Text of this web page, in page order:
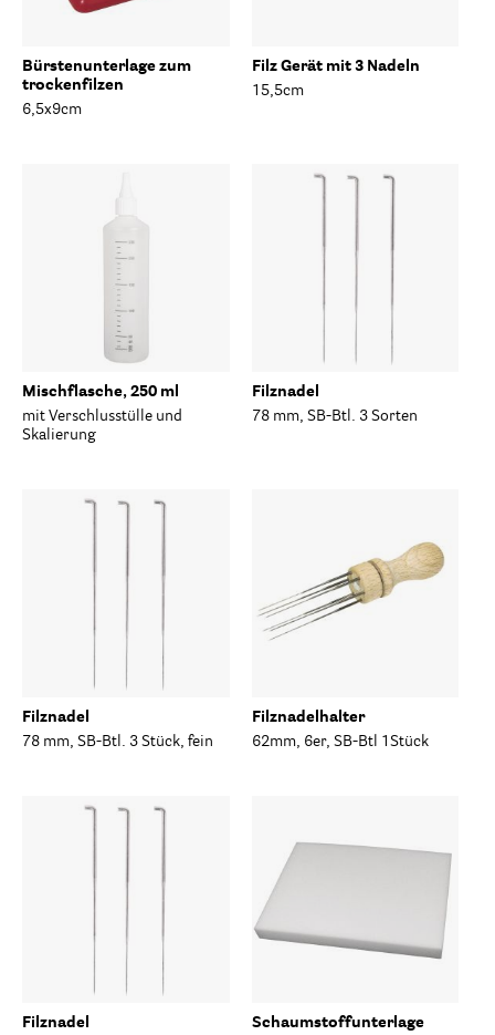
Bürstenunterlage zum
trockenfilzen
6,5x9cm
Filz Gerät mit 3 Nadeln
15,5cm
Mischflasche, 250 ml
mit Verschlusstülle und
Skalierung
Filznadel
78 mm, SB-Btl. 3 Sorten
Filznadel
78 mm, SB-Btl. 3 Stück, fein
Filznadelhalter
62mm, 6er, SB-Btl 1Stück
Filznadel Schaumstoffunterlage